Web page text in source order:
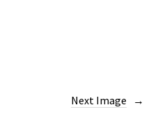
Next Image